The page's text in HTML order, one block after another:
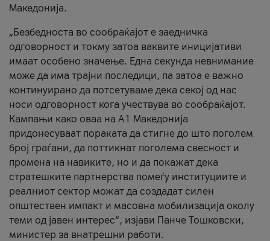
Македонија.
„Безбедноста во сообраќајот е заедничка
одговорност и токму затоа ваквите иницијативи
имаат особено значење. Една секунда невнимание
може да има трајни последици, па затоа е важно
континуирано да потсетуваме дека секој од нас
носи одговорност кога учествува во сообраќајот.
Кампањи како оваа на A1 Македонија
придонесуваат пораката да стигне до што поголем
број граѓани, да поттикнат поголема свесност и
промена на навиките, но и да покажат дека
стратешките партнерства помеѓу институциите и
реалниот сектор можат да создадат силен
општествен импакт и масовна мобилизација околу
теми од јавен интерес“, изјави Панче Тошковски,
министер за внатрешни работи.